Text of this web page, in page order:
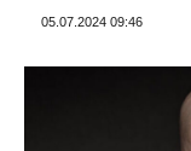
05.07.2024 09:46